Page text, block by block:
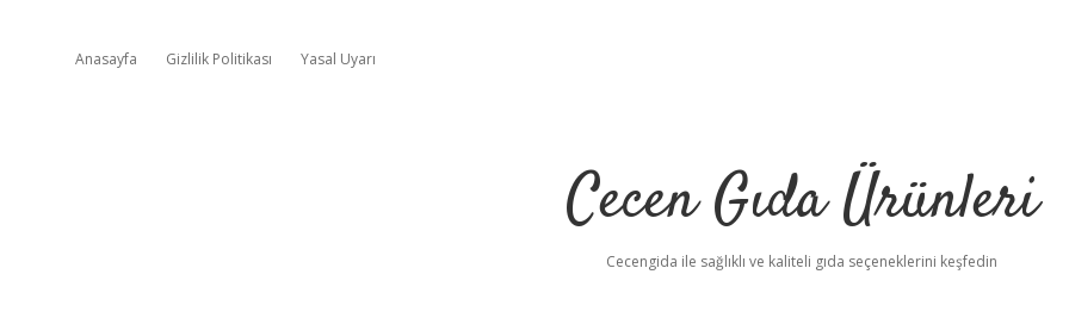
Anasayfa Gizlilik Politikası Yasal Uyarı
Cecen Gıda Ürünleri
Cecengida ile sağlıklı ve kaliteli gıda seçeneklerini keşfedin